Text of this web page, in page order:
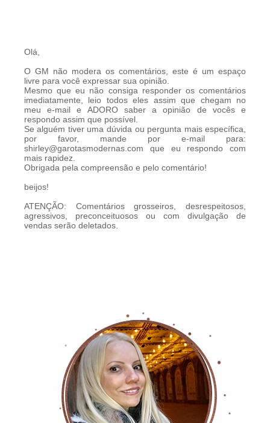
Olá,
O GM não modera os comentários, este é um espaço
livre para você expressar sua opinião.
Mesmo que eu não consiga responder os comentários
imediatamente, leio todos eles assim que chegam no
meu e-mail e ADORO saber a opinião de vocês e
respondo assim que possível.
Se alguém tiver uma dúvida ou pergunta mais específica,
por favor, mande por e-mail para:
shirley@garotasmodernas.com que eu respondo com
mais rapidez.
Obrigada pela compreensão e pelo comentário!
beijos!
ATENÇÃO: Comentários grosseiros, desrespeitosos,
agressivos, preconceituosos ou com divulgação de
vendas serão deletados.